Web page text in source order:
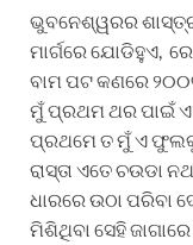
ଭୁବନେଶ୍ୱରର
ମାର୍ଗରେ ଯୋଡିହୁଏ,
ବାମ ପଟ କଣରେ
ମୁଁ ପ୍ରଥମ ଥର ପାଇଁ ଏ
ପ୍ରଥମେ ତ ମୁଁ ଏ
ରାସ୍ତା ଏତେ ଚଉଡା
ଧାରରେ ଉଠା ପରିବା
ମିଶିଥିବା ସେହି